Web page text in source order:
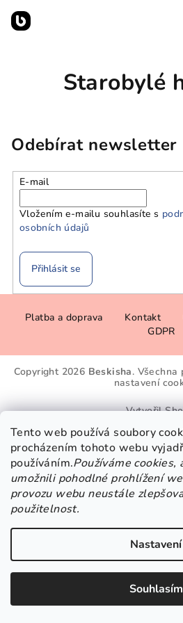
Tento web používá soubory
procházením tohoto webu
používáním.Používáme cookies,
umožnili pohodlné prohlížení
provozu webu neustále
použitelnost.
Nastavení
Souhlasím
obsah
Starobylé
Odebírat newsletter
E-mail
Vložením e-mailu souhlasíte s
osobních údajů
Přihlásit se
a
Platba a doprava Kontakt
GDPR
Copyright 2026 Beskisha. Všechna
nastavení
Vytvořil